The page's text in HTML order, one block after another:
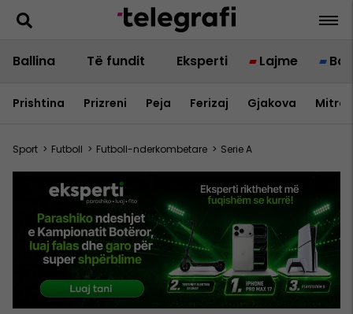
Ballina Të fundit Eksperti Lajme
Prishtina Prizreni Peja Ferizaj Gjakova
Sport > Futboll > Futboll-nderkombetare > Serie A